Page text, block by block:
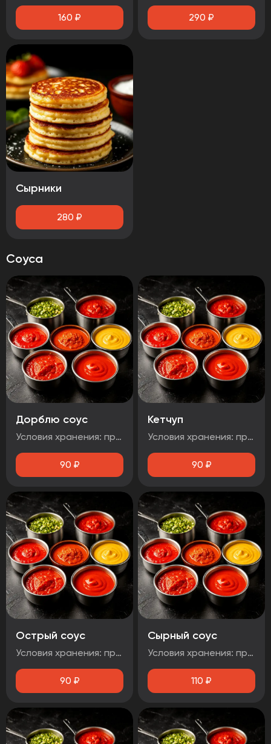
160 ₽ 290 ₽
Сырники
280 ₽
Соуса
Дорблю соус
Условия хранения: при температуре от плюс 2°C до плюс 4°C Срок годности: 48 часов Т.У 10.71. 11-001-48751922-2017 Рекомендуется употребить сразу после вскрытия упаковки Без ГМО
90 ₽
Кетчуп
Условия хранения: при температуре от плюс 2°C до плюс 4°C Срок годности: 48 часов Т.У 10.71. 11-001-48751922-2017 Рекомендуется употребить сразу после вскрытия упаковки Без ГМО
90 ₽
Острый соус
Условия хранения: при температуре от плюс 2°C до плюс 4°C Срок годности: 48 часов Т.У 10.71. 11-001-48751922-2017 Рекомендуется употребить сразу после вскрытия упаковки Без ГМО
90 ₽
Сырный соус
Условия хранения: при температуре от плюс 2°C до плюс 4°C Срок годности: 48 часов Т.У 10.71. 11-001-48751922-2017 Рекомендуется употребить сразу после вскрытия упаковки Без ГМО
110 ₽